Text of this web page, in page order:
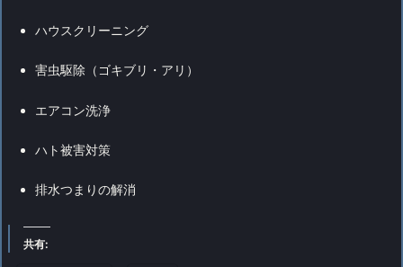
ハウスクリーニング
害虫駆除（ゴキブリ・アリ）
エアコン洗浄
ハト被害対策
排水つまりの解消
共有: